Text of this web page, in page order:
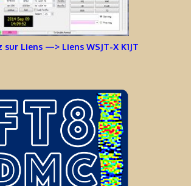
sur Liens —> Liens WSJT-X K1JT